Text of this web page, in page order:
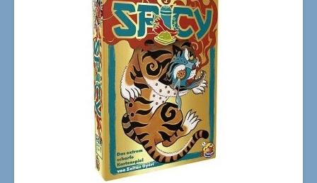
Auch SPICY ist ein rei­nes Bluff­spiel, wobei nun
wis­sent­lich gelo­gen und betro­gen wird. Denn
eigent­lich ist SPICY ein Able­ge­spiel. Die ers­te
Kar­te bestimmt eines von drei Gewür­zen und
nun müs­sen nach­fol­gend immer höhe­re Wer­te
die­ses Gewür­zen abge­legt wer­den. Ist der
höchs­te Wert, die 10, erreicht, dann beginnt
man wie­der von vor­ne. Der Clou dar­an ist: die
Kar­ten wer­den ver­deckt abge­legt und man
sagt dabei laut und deut­lich, was man abge­